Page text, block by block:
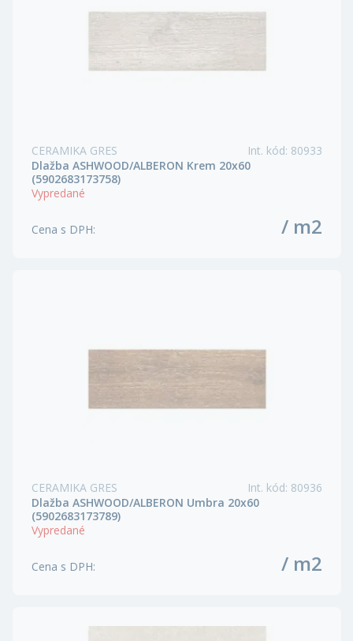
CERAMIKA GRES Int. kód: 80933
Dlažba ASHWOOD/ALBERON Krem 20x60
(5902683173758)
Vypredané
Cena s DPH: / m2
CERAMIKA GRES Int. kód: 80936
Dlažba ASHWOOD/ALBERON Umbra 20x60
(5902683173789)
Vypredané
Cena s DPH: / m2